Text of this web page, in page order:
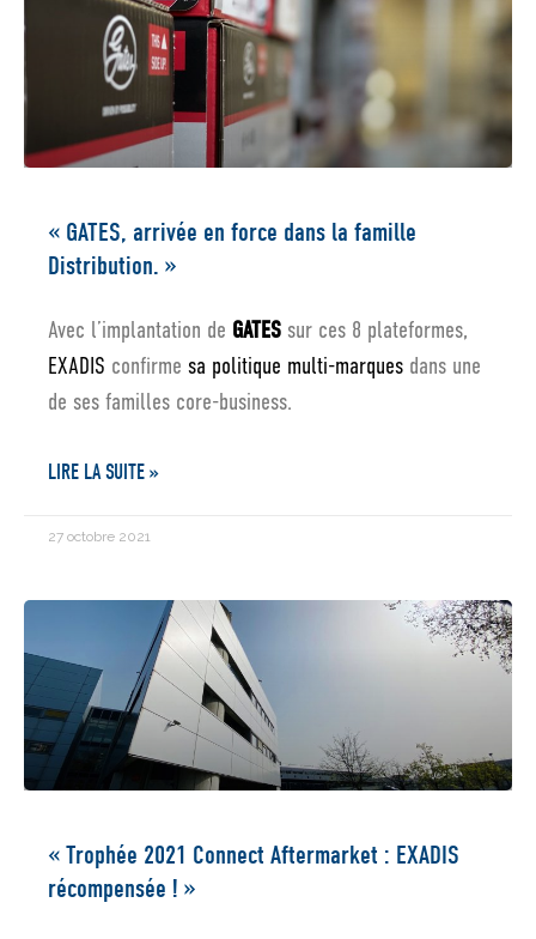
« GATES, arrivée en force dans la famille
Distribution. »
Avec l’implantation de GATES sur ces 8 plateformes,
EXADIS confirme sa politique multi-marques dans une
de ses familles core-business.
LIRE LA SUITE »
27 octobre 2021
« Trophée 2021 Connect Aftermarket : EXADIS
récompensée ! »